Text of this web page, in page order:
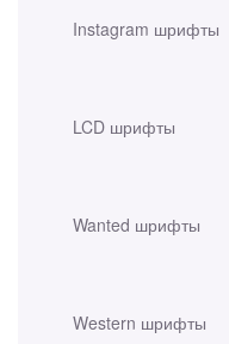
Instagram шрифты
LCD шрифты
Wanted шрифты
Western шрифты